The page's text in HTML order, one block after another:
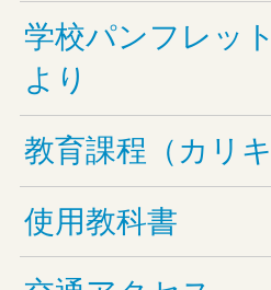
学校パンフレッ
より
教育課程（カリ
使用教科書